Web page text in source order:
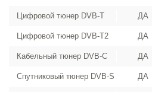
Цифровой тюнер DVB-T ДА
Цифровой тюнер DVB-T2 ДА
Кабельный тюнер DVB-C ДА
Спутниковый тюнер DVB-S ДА